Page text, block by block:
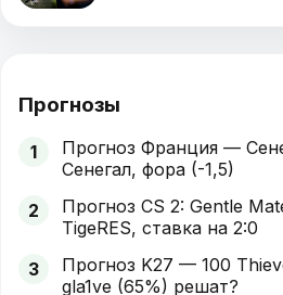
Прогнозы
1
Прогноз Франция —
Сенегал, фора (-1,5)
2
Прогноз CS 2: Gentle
TigeRES, ставка на 2:0
3
Прогноз K27 — 100
gla1ve (65%) решат?